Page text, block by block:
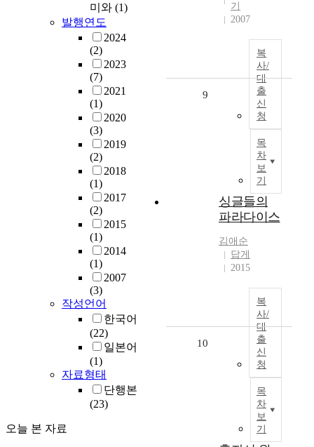
미와 (1)
발행연도
2024
(2)
2023
(7)
2021
(1)
2020
(3)
2019
(2)
2018
(1)
2017
(2)
2015
(1)
2014
(1)
2007
(3)
작성언어
한국어
(22)
일본어
(1)
자료형태
단행본
(23)
오늘 본 자료
기
2007
복
사/
대
출
신
청
목
차
보
기
9
싱글들의
파라다이스
김애순
답게
2015
복
사/
대
출
신
청
목
차
보
기
10